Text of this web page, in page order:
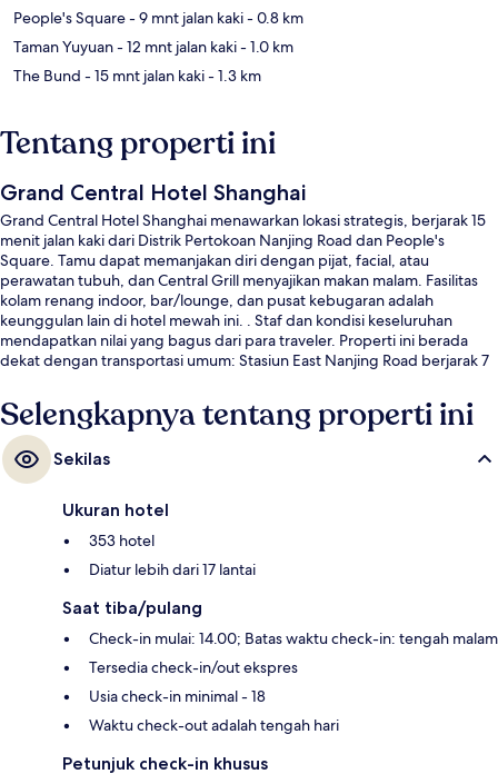
People's Square- 9 mnt jalan kaki- 0.8 km
Taman Yuyuan- 12 mnt jalan kaki- 1.0 km
The Bund - 15 mnt jalan kaki- 1.3 km
Tentang properti ini
Grand Central Hotel Shanghai
Grand Central Hotel Shanghai menawarkan lokasi strategis, berjarak 15
menit jalan kaki dari Distrik Pertokoan Nanjing Road dan People's
Square. Tamu dapat memanjakan diri dengan pijat, facial, atau
perawatan tubuh, dan Central Grill menyajikan makan malam. Fasilitas
kolam renang indoor, bar/lounge, dan pusat kebugaran adalah
keunggulan lain di hotel mewah ini. . Staf dan kondisi keseluruhan
mendapatkan nilai yang bagus dari para traveler. Properti ini berada
dekat dengan transportasi umum: Stasiun East Nanjing Road berjarak 7
Selengkapnya tentang properti ini
Sekilas
Ukuran hotel
353 hotel
Diatur lebih dari 17 lantai
Saat tiba/pulang
Check-in mulai: 14.00; Batas waktu check-in: tengah malam
Tersedia check-in/out ekspres
Usia check-in minimal - 18
Waktu check-out adalah tengah hari
Petunjuk check-in khusus